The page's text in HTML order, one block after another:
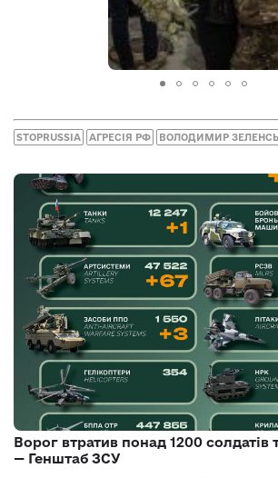
STOPRUSSIA АГРЕСІЯ РФ ВОЛОДИМИР
Ворог втратив понад 1200
— Генштаб ЗСУ